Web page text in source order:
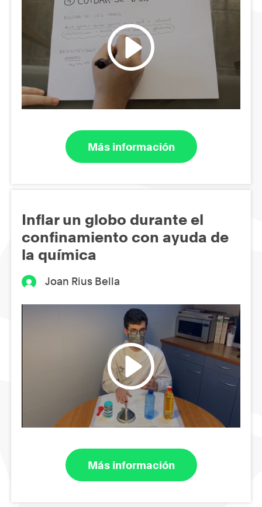
Más información
Inflar un globo durante el
confinamiento con ayuda de
la química
Joan Rius Bella
Más información